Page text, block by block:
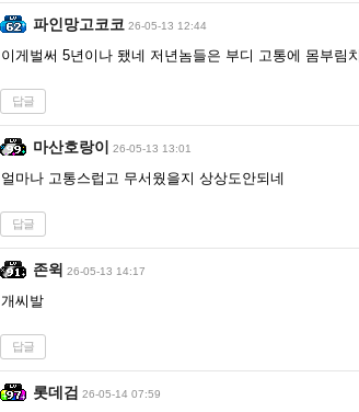
파인망고코코 26-05-13 12:44
이게벌써 5년이나 됐네 저년놈들은 부디 고통에 몸부림
답글
마산호랑이 26-05-13 13:01
얼마나 고통스럽고 무서웠을지 상상도안되네
답글
존윅 26-05-13 14:17
개씨발
답글
롯데검 26-05-14 07:59